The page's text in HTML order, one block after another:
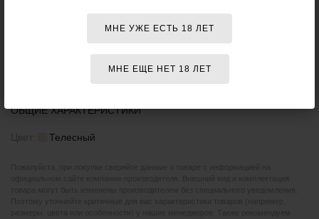
МНЕ УЖЕ ЕСТЬ 18 ЛЕТ
МНЕ ЕЩЕ НЕТ 18 ЛЕТ
Характеристики
SW1062
ОБЩИЕ ХАРАКТЕРИСТИКИ
Телесный